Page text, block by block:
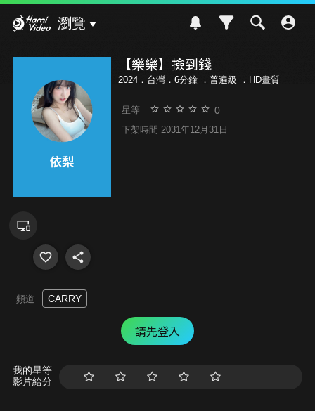
瀏覽
【樂樂】撿到錢
2024．台灣．6分鐘 ． 普遍級 ．HD畫質
星等 0
下架時間 2031年12月31日
頻道 CARRY
請先登入
我的星等
影片給分